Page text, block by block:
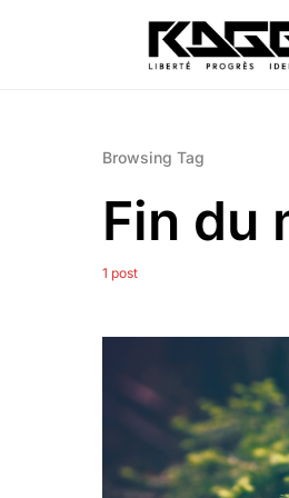
Browsing Tag
Fin du
1 post